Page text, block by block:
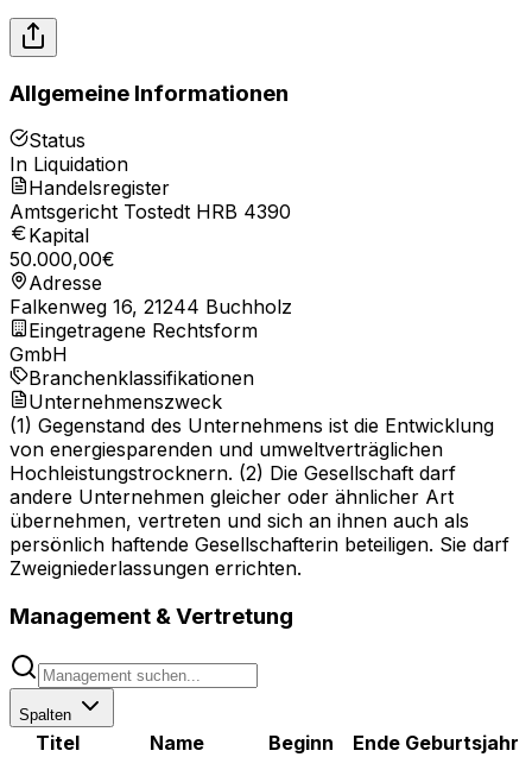
Allgemeine Informationen
Status
In Liquidation
Handelsregister
Amtsgericht Tostedt HRB 4390
Kapital
50.000,00€
Adresse
Falkenweg 16, 21244 Buchholz
Eingetragene Rechtsform
GmbH
Branchenklassifikationen
Unternehmenszweck
(1) Gegenstand des Unternehmens ist die Entwicklung
von energiesparenden und umweltverträglichen
Hochleistungstrocknern. (2) Die Gesellschaft darf
andere Unternehmen gleicher oder ähnlicher Art
übernehmen, vertreten und sich an ihnen auch als
persönlich haftende Gesellschafterin beteiligen. Sie darf
Zweigniederlassungen errichten.
Management & Vertretung
Spalten
Titel Name Beginn Ende Geburtsjahr